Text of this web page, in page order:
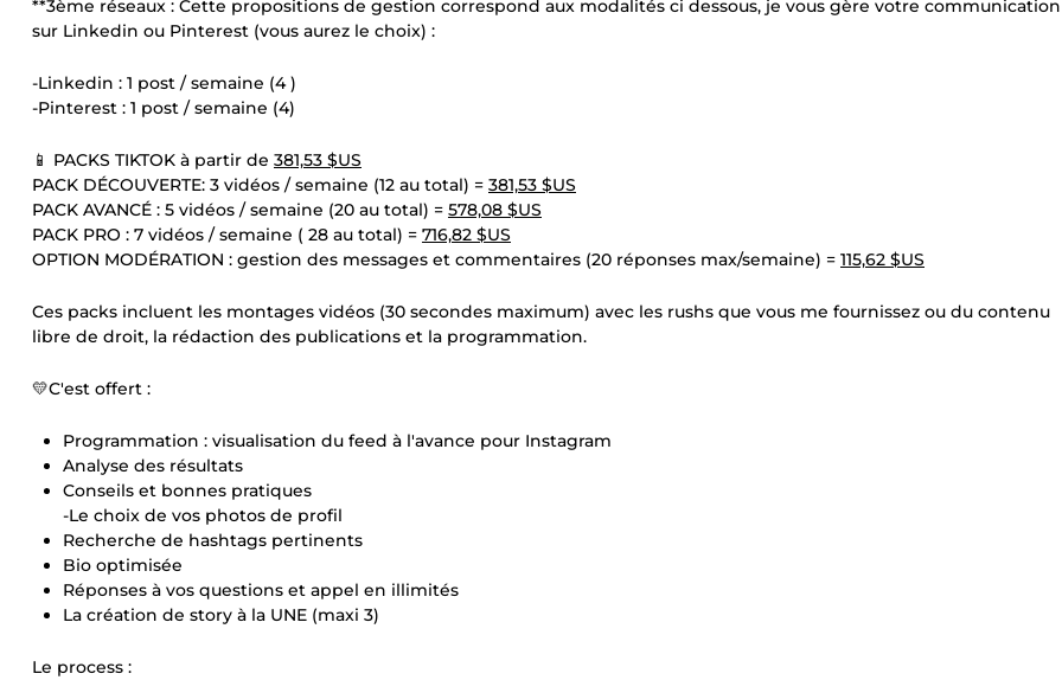
**3ème réseaux : Cette propositions de gestion correspond aux modalités ci dessous, je vous gère votre communication
sur Linkedin ou Pinterest (vous aurez le choix) :
-Linkedin : 1 post / semaine (4 )
-Pinterest : 1 post / semaine (4)
📱 PACKS TIKTOK à partir de 381,53 $US
PACK DÉCOUVERTE: 3 vidéos / semaine (12 au total) = 381,53 $US
PACK AVANCÉ : 5 vidéos / semaine (20 au total) = 578,08 $US
PACK PRO : 7 vidéos / semaine ( 28 au total) = 716,82 $US
OPTION MODÉRATION : gestion des messages et commentaires (20 réponses max/semaine) = 115,62 $US
Ces packs incluent les montages vidéos (30 secondes maximum) avec les rushs que vous me fournissez ou du contenu
libre de droit, la rédaction des publications et la programmation.
💛C'est offert :
Programmation : visualisation du feed à l'avance pour Instagram
Analyse des résultats
Conseils et bonnes pratiques
-Le choix de vos photos de profil
Recherche de hashtags pertinents
Bio optimisée
Réponses à vos questions et appel en illimités
La création de story à la UNE (maxi 3)
Le process :